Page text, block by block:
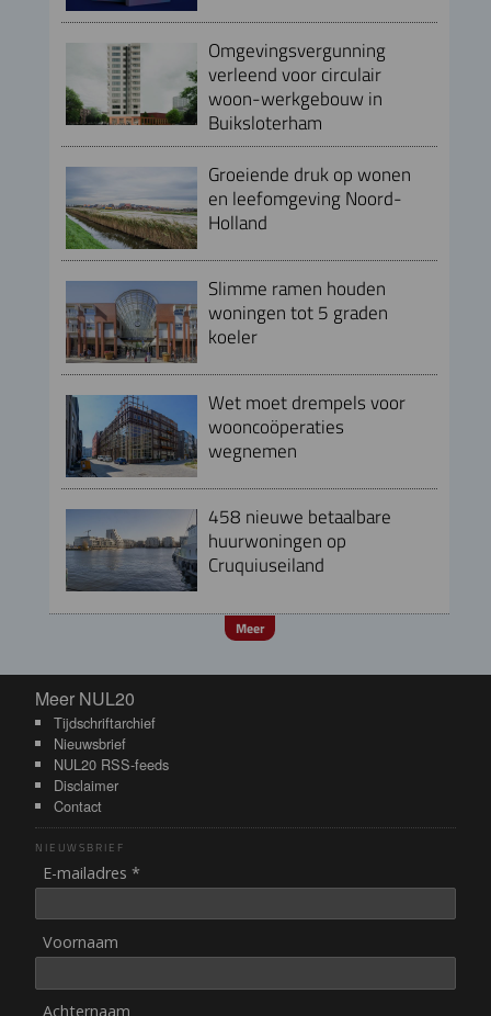
Omgevingsvergunning
verleend voor circulair
woon-werkgebouw in
Buiksloterham
Groeiende druk op wonen
en leefomgeving Noord-
Holland
Slimme ramen houden
woningen tot 5 graden
koeler
Wet moet drempels voor
wooncoöperaties
wegnemen
458 nieuwe betaalbare
huurwoningen op
Cruquiuseiland
Meer
Meer NUL20
Meer NUL20
Tijdschriftarchief
Nieuwsbrief
NUL20 RSS-feeds
Disclaimer
Contact
NIEUWSBRIEF
E-mailadres *
Voornaam
Achternaam